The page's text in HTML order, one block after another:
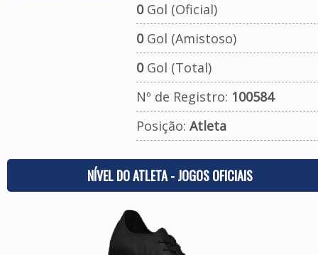
0Gol (Oficial)
0Gol (Amistoso)
0Gol (Total)
Nº de Registro: 100584
Posição: Atleta
NÍVEL DO ATLETA - JOGOS OFICIAIS